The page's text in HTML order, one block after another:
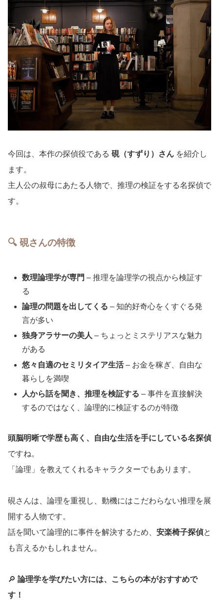
今回は、本作の探偵役である 硯（すずり）さん を紹介し
ます。
主人公の叔母にあたる人物で、推理の検証をする名探偵で
す。
🔍 硯さんの特徴
数理論理学が専門 – 推理を論理学の視点から検証す
る
論理の問題を出してくる – 知的好奇心をくすぐる発
言が多い
独身アラサーの美人 – ちょっとミステリアスな魅力
がある
悠々自適のセミリタイア生活– お金を稼ぎ、自由な
暮らしを満喫
人から話を聞き、推理を検証する – 事件を直接解決
するのではなく、論理的に検証するのが特徴
頭脳明晰で学歴も高く、自由な生活を手にしている名探偵
ですね。
「論理」を教えてくれるキャラクターでもあります。
硯さんは、論理を重視し、動機にはこだわらない推理を展
開する人物です。
話を聞いて論理的に事件を解決するため、 安楽椅子探偵と
も言えるかもしれません。
🔎 論理学を学びたい方には、こちらの本がおすすめで
す！